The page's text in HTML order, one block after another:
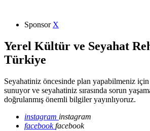
Sponsor X
Yerel Kültür ve Seyahat
Türkiye
Seyahatiniz öncesinde plan yapabilmeniz
sunuyor ve seyahatiniz sırasında sorun
doğrulanmış önemli bilgiler yayınlıyoruz.
instagram instagram
facebookfacebook